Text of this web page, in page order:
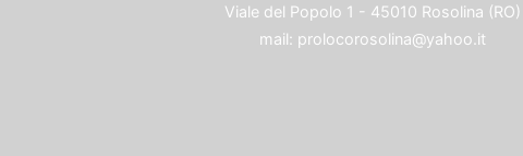
Viale del Popolo 1 - 45010 Rosolina (RO)
mail: prolocorosolina@yahoo.it